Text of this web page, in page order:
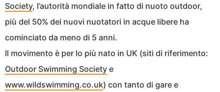
Society, l’autorità mondiale in fatto di nuoto outdoor,
più del 50% dei nuovi nuotatori in acque libere ha
cominciato da meno di 5 anni.
Il movimento è per lo più nato in UK (siti di riferimento:
Outdoor Swimming Society e
www.wildswimming.co.uk) con tanto di gare e